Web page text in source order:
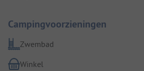
Campingvoorzieningen
Zwembad
Winkel